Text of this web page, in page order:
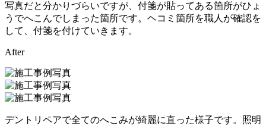
写真だと分かりづらいですが、付箋が貼ってある箇所がひょ
うでへこんでしまった箇所です。ヘコミ箇所を職人が確認を
して、付箋を付けていきます。
After
デントリペアで全てのへこみが綺麗に直った様子です。照明